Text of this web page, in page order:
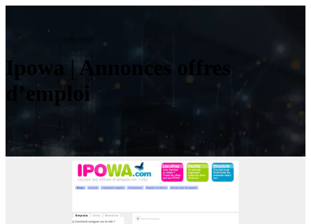
Ipowa | Annonces offres
d’emploi